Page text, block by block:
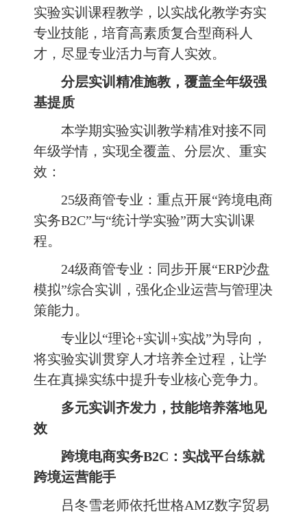
实验实训课程教学，以实战化教学夯实
专业技能，培育高素质复合型商科人
才，尽显专业活力与育人实效。
分层实训精准施教，覆盖全年级强
基提质
本学期实验实训教学精准对接不同
年级学情，实现全覆盖、分层次、重实
效：
25级商管专业：重点开展“跨境电商
实务B2C”与“统计学实验”两大实训课
程。
24级商管专业：同步开展“ERP沙盘
模拟”综合实训，强化企业运营与管理决
策能力。
专业以“理论+实训+实战”为导向，
将实验实训贯穿人才培养全过程，让学
生在真操实练中提升专业核心竞争力。
多元实训齐发力，技能培养落地见
效
跨境电商实务B2C：实战平台练就
跨境运营能手
吕冬雪老师依托世格AMZ数字贸易